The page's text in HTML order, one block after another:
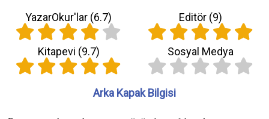
YazarOkur'lar (6.7) Editör (9)
Kitapevi (9.7) Sosyal Medya
Arka Kapak Bilgisi